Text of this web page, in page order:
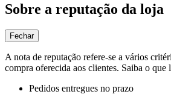
Sobre a reputação da loja
Fechar
A nota de reputação refere-se a vários
compra oferecida aos clientes. Saiba o que
Pedidos entregues no prazo